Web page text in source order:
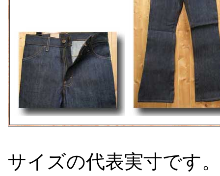
サイズの代表実寸です